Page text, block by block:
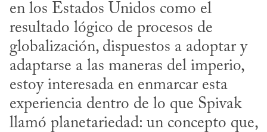
en los Estados Unidos como el
resultado lógico de procesos de
globalización, dispuestos a adoptar y
adaptarse a las maneras del imperio,
estoy interesada en enmarcar esta
experiencia dentro de lo que Spivak
llamó planetariedad: un concepto que,